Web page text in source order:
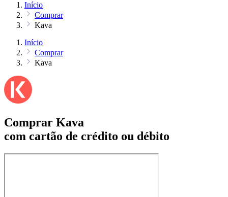
Início
Comprar
Kava
Início
Comprar
Kava
Comprar Kava
com cartão de crédito ou débito